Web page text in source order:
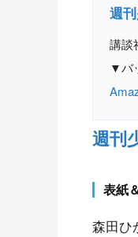
週
講談
▼バ
週刊
表紙
森田ひ